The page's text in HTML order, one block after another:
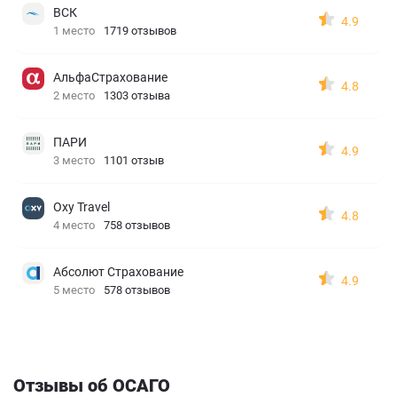
ВСК
1 место 1719 отзывов
4.9
АльфаСтрахование
2 место 1303 отзыва
4.8
ПАРИ
3 место 1101 отзыв
4.9
Oxy Travel
4 место 758 отзывов
4.8
Абсолют Страхование
5 место 578 отзывов
4.9
Отзывы об ОСАГО